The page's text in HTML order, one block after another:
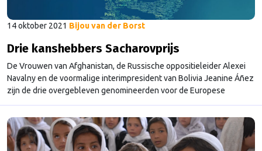
14 oktober 2021 Bijou van der Borst
Drie kanshebbers Sacharovprijs
De Vrouwen van Afghanistan, de Russische oppositieleider Alexei
Navalny en de voormalige interimpresident van Bolivia Jeanine Áñez
zijn de drie overgebleven genomineerden voor de Europese
Sacharovprijs 2021. Daarmee is door de Europarlementariërs nu de
finale lijst opgesteld in de aanloop naar de uiteindelijke keuze op 20
oktober. Navalny De christendemocratische fractie in het Europees
Parlement, …Continued